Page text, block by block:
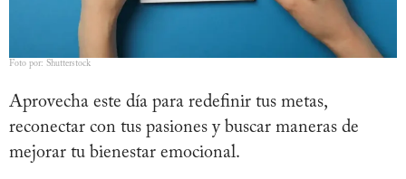
Foto por: Shutterstock
Aprovecha este día para redefinir tus metas,
reconectar con tus pasiones y buscar maneras de
mejorar tu bienestar emocional.